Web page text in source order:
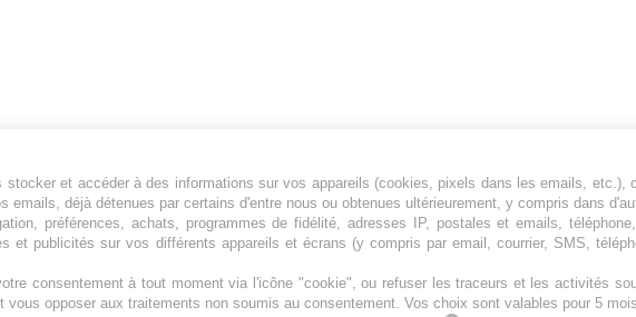
nous ?
Jeunesfooteux est un média sportif qui
principalement de l'actualité de la Ligue 1 et
des grosses actualités de la Ligue 2 et du
Plan du site | Syndication |Powered by WM
stocker et accéder à des informations sur vos appareils (cookies, pixels dans les emails, etc.),
emails, déjà détenues par certains d'entre nous ou obtenues ultérieurement, y compris dans
préférences, achats, programmes de fidélité, adresses IP, postales et emails,
et publicités sur vos différents appareils et écrans (y compris par email, courrier, SMS,
consentement à tout moment via l'icône "cookie", ou refuser les traceurs et les activités
opposer aux traitements non soumis au consentement. Vos choix sont valables pour 5